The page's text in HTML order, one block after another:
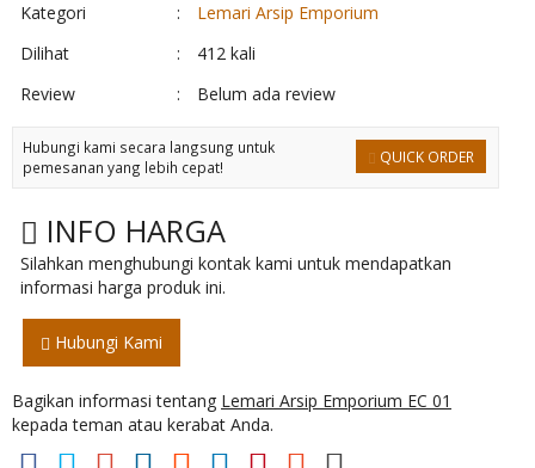
Kategori
:
Lemari Arsip Emporium
Dilihat
:
412 kali
Review
: Belum ada review
QUICK ORDER
Hubungi kami secara langsung untuk
pemesanan yang lebih cepat!
INFO HARGA
Silahkan menghubungi kontak kami untuk mendapatkan
informasi harga produk ini.
Hubungi Kami
Bagikan informasi tentang Lemari Arsip Emporium EC 01
kepada teman atau kerabat Anda.